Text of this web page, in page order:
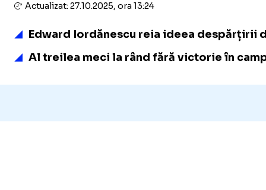
Actualizat: 27.10.2025, ora 13:24
Edward Iordănescu reia ideea despărțirii
Al treilea meci la rând fără victorie în